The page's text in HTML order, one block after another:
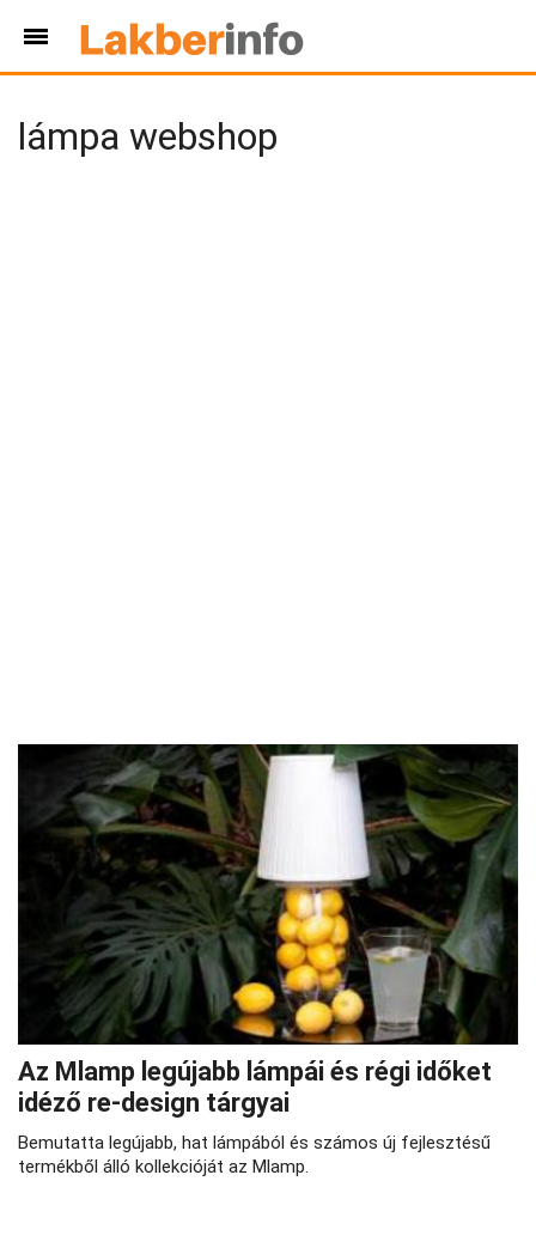
lámpa webshop
Az Mlamp legújabb lámpái és régi időket
idéző re-design tárgyai
Bemutatta legújabb, hat lámpából és számos új fejlesztésű
termékből álló kollekcióját az Mlamp.